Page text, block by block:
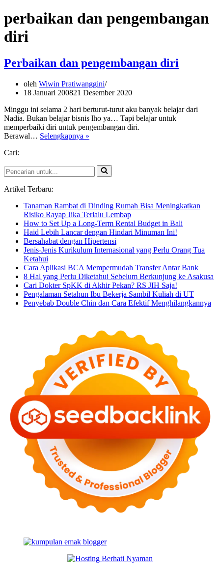
perbaikan dan pengembangan
diri
Perbaikan dan pengembangan diri
oleh Wiwin Pratiwanggini
18 Januari 200821 Desember 2020
Minggu ini selama 2 hari berturut-turut aku banyak belajar dari
Nadia. Bukan belajar bisnis lho ya… Tapi belajar untuk
memperbaiki diri untuk pengembangan diri.
Berawal… Selengkapnya »
Cari:
Pencarian
untuk...
Artikel Terbaru:
Tanaman Rambat di Dinding Rumah Bisa Meningkatkan
Risiko Rayap Jika Terlalu Lembap
How to Set Up a Long-Term Rental Budget in Bali
Haid Lebih Lancar dengan Hindari Minuman Ini!
Bersahabat dengan Hipertensi
Jenis-Jenis Kurikulum Internasional yang Perlu Orang Tua
Ketahui
Cara Aplikasi BCA Mempermudah Transfer Antar Bank
8 Hal yang Perlu Diketahui Sebelum Berkunjung ke Asakusa
Cari Dokter SpKK di Akhir Pekan? RS JIH Saja!
Pengalaman Setahun Ibu Bekerja Sambil Kuliah di UT
Penyebab Double Chin dan Cara Efektif Menghilangkannya